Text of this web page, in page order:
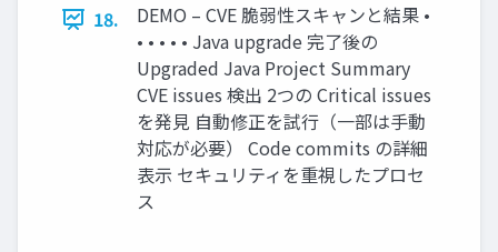
18.
DEMO – CVE 脆弱性スキャンと結果 •
• • • • • Java upgrade 完了後の
Upgraded Java Project Summary
CVE issues 検出 2つの Critical issues
を発⾒ ⾃動修正を試⾏（⼀部は⼿動
対応が必要） Code commits の詳細
表⽰ セキュリティを重視したプロセ
ス